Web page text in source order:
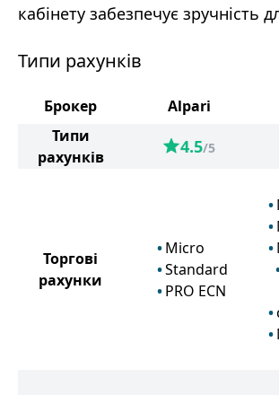
кабінету забезпечує зручність
Типи рахунків
Брокер Alpari
Типи
рахунків
4.5/5
Торгові
рахунки
Micro
Standard
PRO ECN